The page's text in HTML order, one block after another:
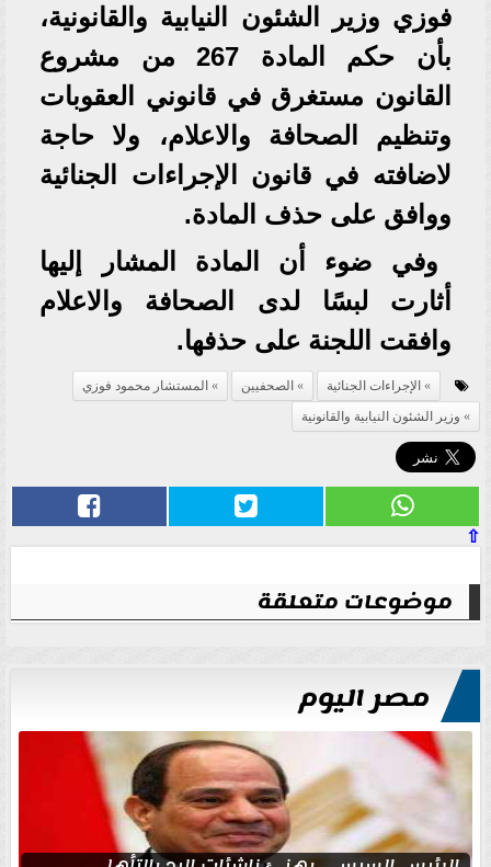
فوزي وزير الشئون النيابية والقانونية،
بأن حكم المادة 267 من مشروع
القانون مستغرق في قانوني العقوبات
وتنظيم الصحافة والاعلام، ولا حاجة
لاضافته في قانون الإجراءات الجنائية
ووافق على حذف المادة.
وفي ضوء أن المادة المشار إليها
أثارت لبسًا لدى الصحافة والاعلام
وافقت اللجنة على حذفها.
الإجراءات الجنائية الصحفيين
المستشار محمود فوزي
وزير الشئون النيابية والقانونية
⇧
موضوعات متعلقة
مصر اليوم